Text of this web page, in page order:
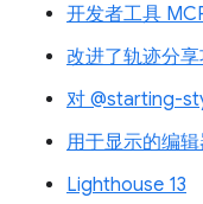
开发者工具
改进了轨迹分
对 @starting-
用于显示的编
Lighthouse 13